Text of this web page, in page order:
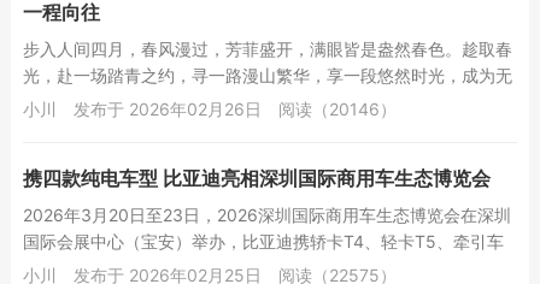
一程向往
步入人间四月，春风漫过，芳菲盛开，满眼皆是盎然春色。趁取春
光，赴一场踏青之约，寻一路漫山繁华，享一段悠然时光，成为无
数家庭的心之所向。近日，刚刚推出的问界M8...
小川 发布于 2026年02月26日 阅读（20146）
携四款纯电车型 比亚迪亮相深圳国际商用车生态博览会
2026年3月20日至23日，2026深圳国际商用车生态博览会在深圳
国际会展中心（宝安）举办，比亚迪携轿卡T4、轻卡T5、牵引车
Q3、客车C11四款纯电车型参展...
小川 发布于 2026年02月25日 阅读（22575）